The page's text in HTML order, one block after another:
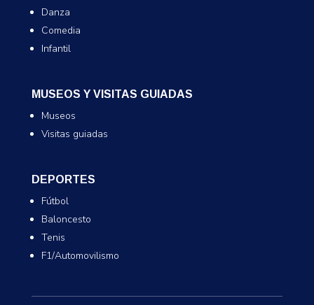
Danza
Comedia
Infantil
MUSEOS Y VISITAS GUIADAS
Museos
Visitas guiadas
DEPORTES
Fútbol
Baloncesto
Tenis
F1/Automovilismo